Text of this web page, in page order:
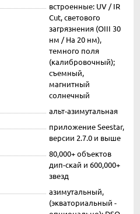
встроенные: UV / IR
Cut, светового
загрязнения (OIII 30
нм / Ha 20 нм),
темного поля
(калибровочный);
съемный,
магнитный
солнечный
альт-азимутальная
приложение Seestar,
версии 2.7.0 и выше
80,000+ объектов
дип-скай и 600,000+
звезд
азимутальный,
(экваториальный -